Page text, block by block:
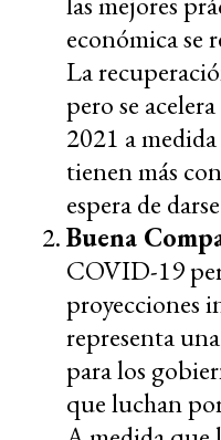
económica se
La
pero se
2021 a
tienen más
espera de
Buena
COVID-19
proyecciones
representa
para los
que luchan